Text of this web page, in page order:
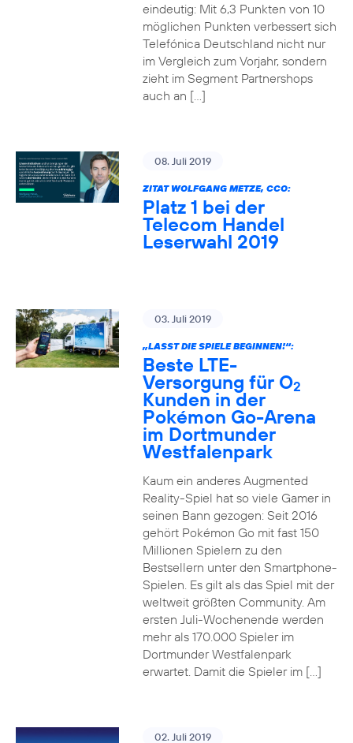
eindeutig: Mit 6,3 Punkten von 10
möglichen Punkten verbessert sich
Telefónica Deutschland nicht nur
im Vergleich zum Vorjahr, sondern
zieht im Segment Partnershops
auch an […]
08. Juli 2019
ZITAT WOLFGANG METZE, CCO:
Platz 1 bei der
Telecom Handel
Leserwahl 2019
03. Juli 2019
„LASST DIE SPIELE BEGINNEN!“:
Beste LTE-
Versorgung für O2
Kunden in der
Pokémon Go-Arena
im Dortmunder
Westfalenpark
Kaum ein anderes Augmented
Reality-Spiel hat so viele Gamer in
seinen Bann gezogen: Seit 2016
gehört Pokémon Go mit fast 150
Millionen Spielern zu den
Bestsellern unter den Smartphone-
Spielen. Es gilt als das Spiel mit der
weltweit größten Community. Am
ersten Juli-Wochenende werden
mehr als 170.000 Spieler im
Dortmunder Westfalenpark
erwartet. Damit die Spieler im […]
02. Juli 2019